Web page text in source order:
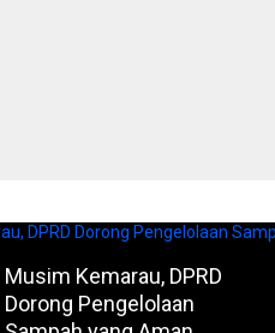
Musim Kemarau, DPRD
Dorong Pengelolaan